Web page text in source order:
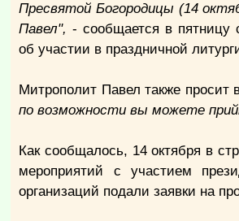
Пресвятой Богородицы (14
Павел", - сообщается в пятницу
об участии в праздничной
Митрополит Павел также просит
по возможности вы можете
Как сообщалось, 14 октября в
мероприятий с участием
организаций подали заявки на